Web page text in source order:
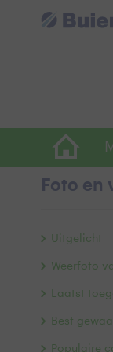
Foto en
Uitgelicht
Weerfoto
Laatst
Best
Populaire